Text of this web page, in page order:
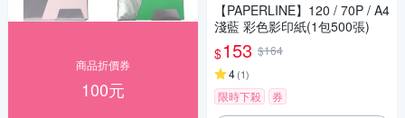
商品折價券
100元
【PAPERLINE】120 / 70P / A4
淺藍 彩色影印紙(1包500張)
$153 $164
4(1)
限時下殺 券